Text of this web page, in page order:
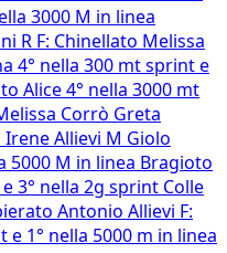
3000 M in linea
R F: Chinellato Melissa
4° nella 300 mt sprint e
Alice 4° nella 3000 mt
Corrò Greta
Allievi M Giolo
5000 M in linea Bragioto
3° nella 2g sprint Colle
Antonio Allievi F:
e 1° nella 5000 m in linea